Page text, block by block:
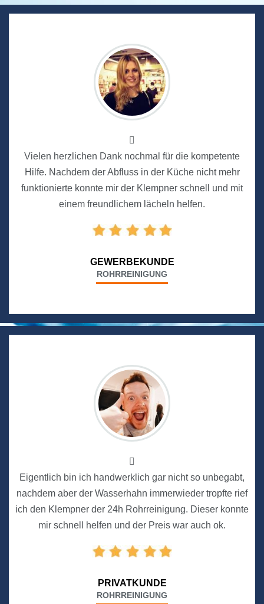
Vielen herzlichen Dank nochmal für die kompetente
Hilfe. Nachdem der Abfluss in der Küche nicht mehr
funktionierte konnte mir der Klempner schnell und mit
einem freundlichem lächeln helfen.
GEWERBEKUNDE
ROHRREINIGUNG
Eigentlich bin ich handwerklich gar nicht so unbegabt,
nachdem aber der Wasserhahn immerwieder tropfte rief
ich den Klempner der 24h Rohrreinigung. Dieser konnte
mir schnell helfen und der Preis war auch ok.
PRIVATKUNDE
ROHRREINIGUNG